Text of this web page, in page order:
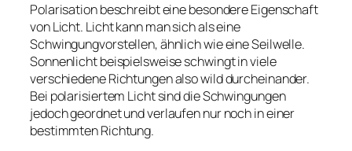
Polarisation beschreibt eine besondere Eigenschaft
von Licht. Licht kann man sich als eine
Schwingungvorstellen, ähnlich wie eine Seilwelle.
Sonnenlicht beispielsweise schwingt in viele
verschiedene Richtungen also wild durcheinander.
Bei polarisiertem Licht sind die Schwingungen
jedoch geordnet und verlaufen nur noch in einer
bestimmten Richtung.